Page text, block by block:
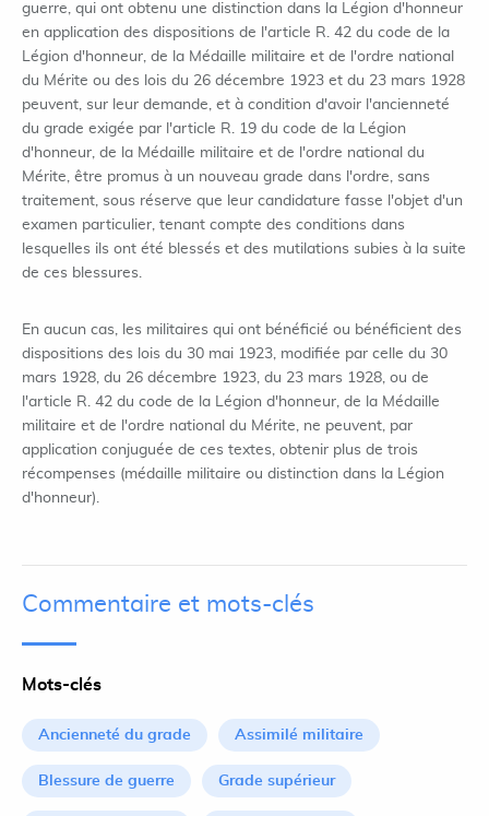
guerre, qui ont obtenu une distinction dans la Légion d'honneur
en application des dispositions de l'article R. 42 du code de la
Légion d'honneur, de la Médaille militaire et de l'ordre national
du Mérite ou des lois du 26 décembre 1923 et du 23 mars 1928
peuvent, sur leur demande, et à condition d'avoir l'ancienneté
du grade exigée par l'article R. 19 du code de la Légion
d'honneur, de la Médaille militaire et de l'ordre national du
Mérite, être promus à un nouveau grade dans l'ordre, sans
traitement, sous réserve que leur candidature fasse l'objet d'un
examen particulier, tenant compte des conditions dans
lesquelles ils ont été blessés et des mutilations subies à la suite
de ces blessures.
En aucun cas, les militaires qui ont bénéficié ou bénéficient des
dispositions des lois du 30 mai 1923, modifiée par celle du 30
mars 1928, du 26 décembre 1923, du 23 mars 1928, ou de
l'article R. 42 du code de la Légion d'honneur, de la Médaille
militaire et de l'ordre national du Mérite, ne peuvent, par
application conjuguée de ces textes, obtenir plus de trois
récompenses (médaille militaire ou distinction dans la Légion
d'honneur).
Commentaire et mots-clés
Mots-clés
Ancienneté du grade Assimilé militaire
Blessure de guerre Grade supérieur